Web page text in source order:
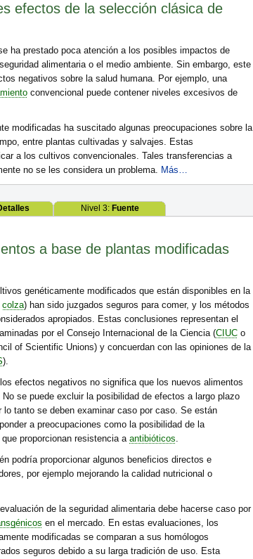
efectos de la selección clásica de
ha prestado poca atención a los posibles impactos de
alimentaria o el medio ambiente. Sin embargo, este
negativos sobre la salud humana. Por ejemplo, una
convencional puede contener niveles excesivos de
modificadas ha suscitado algunas preocupaciones sobre la
entre plantas cultivadas y salvajes. Estas
a los cultivos convencionales. Tales transferencias a
no se les considera un problema. Más…
Nivel 3: Fuente
a base de plantas modificadas
genéticamente modificados que están disponibles en la
colza) han sido juzgados seguros para comer, y los métodos
apropiados. Estas conclusiones representan el
por el Consejo Internacional de la Ciencia (CIUC o
of Scientific Unions) y concuerdan con las opiniones de la
).
efectos negativos no significa que los nuevos alimentos
se puede excluir la posibilidad de efectos a largo plazo
tanto se deben examinar caso por caso. Se están
a preocupaciones como la posibilidad de la
que proporcionan resistencia a antibióticos.
podría proporcionar algunos beneficios directos e
por ejemplo mejorando la calidad nutricional o
de la seguridad alimentaria debe hacerse caso por
en el mercado. En estas evaluaciones, los
modificadas se comparan a sus homólogos
seguros debido a su larga tradición de uso. Esta